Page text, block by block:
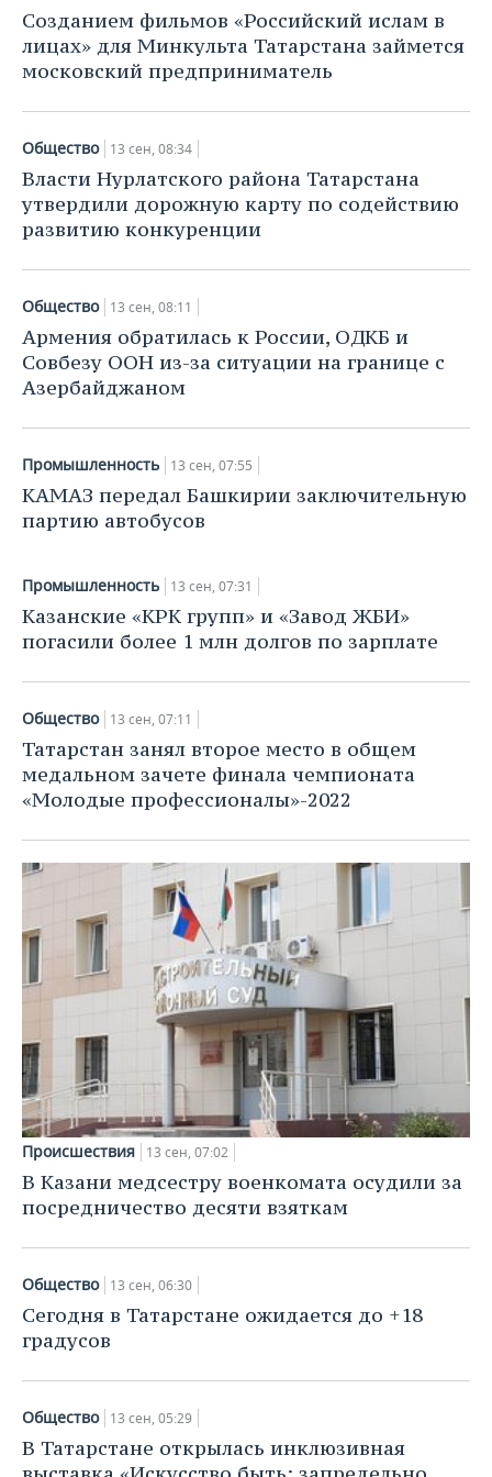
НЕФТЕХИМИЯ
НЕФТЬ
ОПК
ЭНЕРГЕТИКА
РОЗНИЧНАЯ ТОРГОВЛЯ
УСЛУГИ
НОВОСТИ ТЕХНОЛОГИЙ
МЕДИА
ТЕЛЕКОММУНИКАЦИИ
МЕРОПРИЯТИЯ
ВЫЕЗДНАЯ РЕДАКЦИЯ
БИЗНЕС-БРАНЧИ
ONLINE-КОНФЕРЕНЦИИ
ОТКРЫТАЯ ЛЕКЦИЯ
НОВОСТИ СПОРТА
ФУТБОЛ
ХОККЕЙ
БАСКЕТБОЛ
ВОЛЕЙБОЛ
КИБЕРСПОРТ
ВОДНЫЕ ВИДЫ СПОРТА
ОБЩЕСТВО
НОВОСТИ ОБЩЕСТВА
ВЛАСТЬ
ИНФРАСТРУКТУРА
ИСТОРИЯ
КУЛЬТУРА
ОБРАЗОВАНИЕ
ФОТОГАЛЕРЕЯ
СЮЖЕТЫ
СПРАВОЧНИК
СПИСОК ПЕРСОН
СПИСОК КОМПАНИЙ
ПОЛНАЯ ВЕРСИЯ
Созданием фильмов «Российский ислам в
лицах» для Минкульта Татарстана займется
московский предприниматель
Общество 13 сен, 08:34
Власти Нурлатского района Татарстана
утвердили дорожную карту по содействию
развитию конкуренции
Общество 13 сен, 08:11
Армения обратилась к России, ОДКБ и
Совбезу ООН из-за ситуации на границе с
Азербайджаном
Промышленность 13 сен, 07:55
КАМАЗ передал Башкирии заключительную
партию автобусов
Промышленность 13 сен, 07:31
Казанские «КРК групп» и «Завод ЖБИ»
погасили более 1 млн долгов по зарплате
Общество 13 сен, 07:11
Татарстан занял второе место в общем
медальном зачете финала чемпионата
«Молодые профессионалы»-2022
Происшествия 13 сен, 07:02
В Казани медсестру военкомата осудили за
посредничество десяти взяткам
Общество 13 сен, 06:30
Сегодня в Татарстане ожидается до +18
градусов
Общество 13 сен, 05:29
В Татарстане открылась инклюзивная